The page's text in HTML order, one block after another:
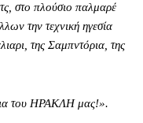
στο πλούσιο παλμαρέ
την τεχνική ηγεσία
της Σαμπντόρια, της
του ΗΡΑΚΛΗ μας!».